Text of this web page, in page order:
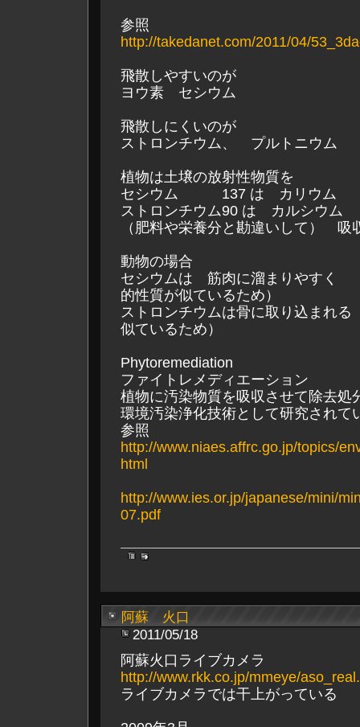
参照
http://takedanet.com/2011/04/
飛散しやすいのが
ヨウ素 セシウム
飛散しにくいのが
ストロンチウム、 プルトニウム
植物は土壌の放射性物質を
セシウム 137 は カリウム
ストロンチウム90 は カルシウム
（肥料や栄養分と勘違いして） 吸
動物の場合
セシウムは 筋肉に溜まりやすく
的性質が似ているため）
ストロンチウムは骨に取り込まれ
似ているため）
Phytoremediation
ファイトレメディエーション
植物に汚染物質を吸収させて除去処
環境汚染浄化技術として研究されて
参照
http://www.niaes.affrc.go.jp/topics/
html
http://www.ies.or.jp/japanese/mini/
07.pdf
阿蘇 火口
2011/05/18
阿蘇火口ライブカメラ
http://www.rkk.co.jp/mmeye/
ライブカメラでは干上がっている